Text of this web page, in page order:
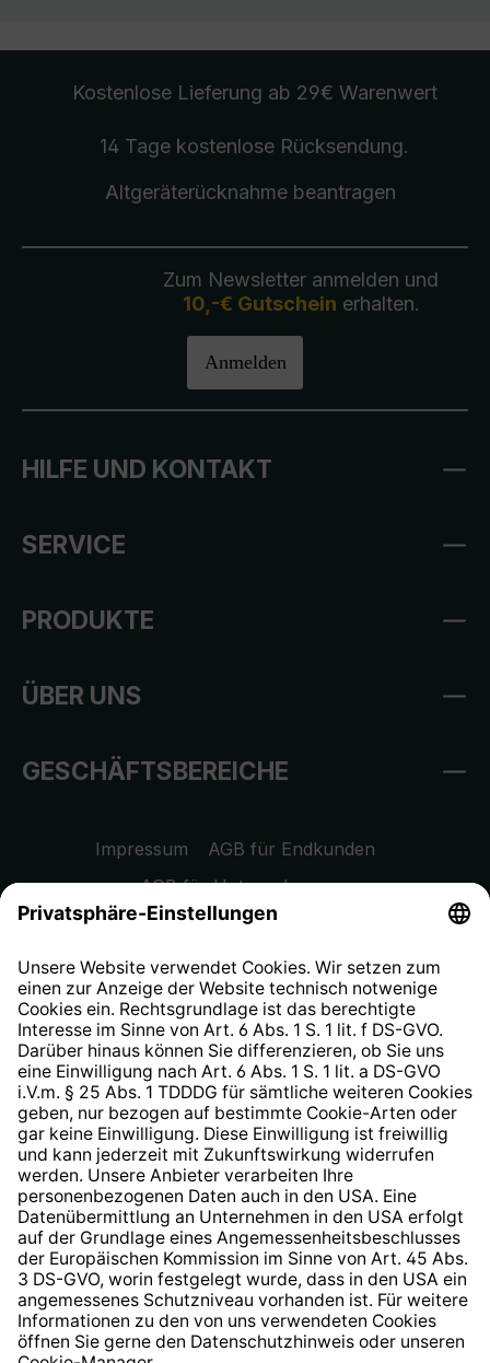
Kostenlose Lieferung ab 29€ Warenwert
14 Tage kostenlose Rücksendung.
Altgeräterücknahmebeantragen
Zum Newsletter anmelden und
10,-€ Gutschein erhalten.
Anmelden
HILFE UND KONTAKT
SERVICE
PRODUKTE
ÜBER UNS
GESCHÄFTSBEREICHE
Impressum
AGB für Endkunden
AGB für Unternehmen
Datenschutzhinweis
Widerrufsrecht
Hinweisgeberschutzsystem
Barrierefreiheit